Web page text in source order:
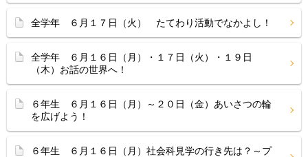
全学年 ６月１７日（火） たてわり活動でなかよし！
全学年 ６月１６日（月）・１７日（火）・１９日
（木）お話の世界へ！
６年生 ６月１６日（月）～２０日（金）あいさつの輪
を広げよう！
６年生 ６月１６日（月）社会科見学の行き先は？～プ